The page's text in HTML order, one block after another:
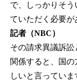
で、しっかりそ
ていただく必要が
記者（NBC）
その請求異議訴
関係すると、国
しいと言ってい